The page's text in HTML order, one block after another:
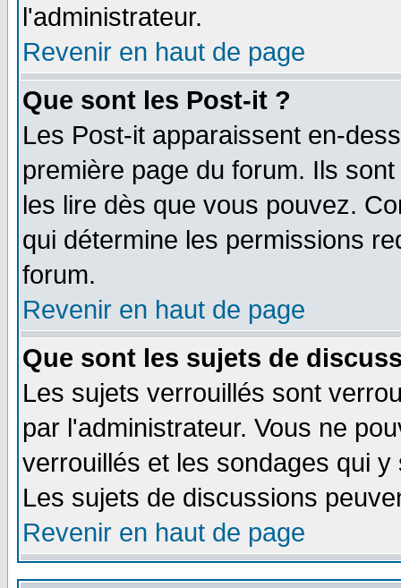
l'administrateur.
Revenir en haut de page
Que sont les Post-it ?
Les Post-it apparaissent en-
première page du forum. Ils
les lire dès que vous pouvez.
qui détermine les permissions
forum.
Revenir en haut de page
Que sont les sujets de
Les sujets verrouillés sont
par l'administrateur. Vous ne
verrouillés et les sondages qui
Les sujets de discussions
Revenir en haut de page